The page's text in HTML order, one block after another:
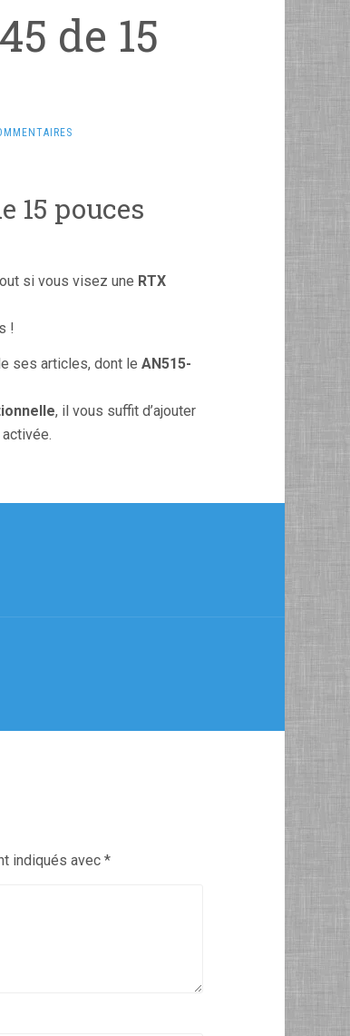
de 15
15 pouces
si vous visez une RTX
!
ses articles, dont le AN515-
, il vous suffit d’ajouter
indiqués avec *